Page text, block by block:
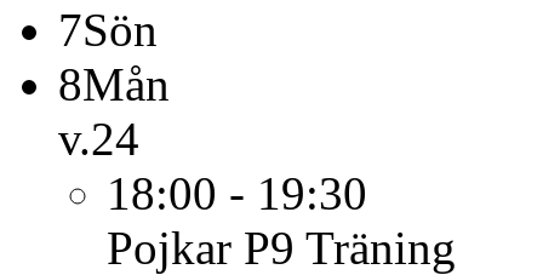
7Sön
8Mån
v.24
18:00 - 19:30
Pojkar P9 Träning